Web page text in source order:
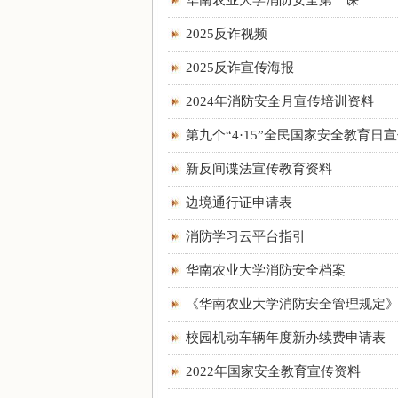
2025反诈视频
2025反诈宣传海报
2024年消防安全月宣传培训资料
第九个“4·15”全民国家安全教育日
新反间谍法宣传教育资料
边境通行证申请表
消防学习云平台指引
华南农业大学消防安全档案
《华南农业大学消防安全管理规定》
校园机动车辆年度新办续费申请表
2022年国家安全教育宣传资料